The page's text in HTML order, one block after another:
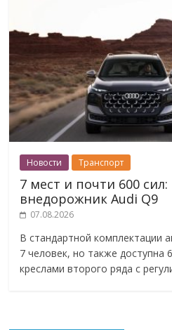
Новости Транспорт
7 мест и почти 600
внедорожник Audi Q9
07.08.2026
В стандартной комплектации
7 человек, но также доступна
креслами второго ряда с